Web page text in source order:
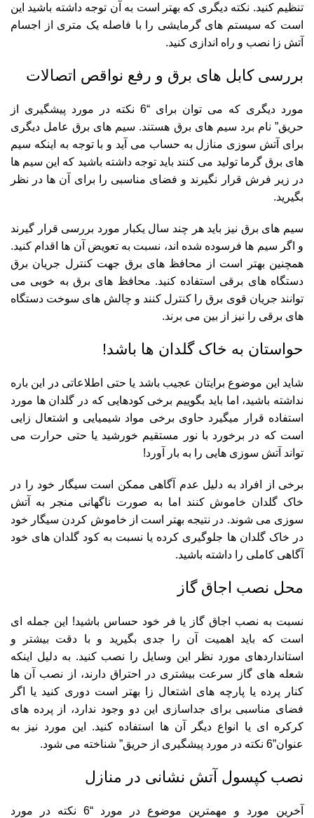
تنظیم کنید. نکته دیگری که بهتر است به آن توجه داشته باشید این
است که سیستم های گرمایشی را با فاصله یک متری از اجسام
آتش زا نصب و راه اندازی کنید.
بررسی کابل های برق و رفع نواقص اتصالات
مورد دیگری که می توان برای “6 نکته در مورد پیشگیری از
حریق” نام برد سیم های برق هستند. سیم های برق عامل دیگری
برای آتش سوزی منازل به حساب می آید و با توجه به اینکه سیم
های برق گرما تولید می کنند باید توجه داشته باشید که این سیم ها
در زیر فرش قرار نگیرند و فضای مناسبی را برای آن ها در نظر
بگیرید.
سیم های برق نیز باید هر چند سال یکبار مورد بررسی قرار گیرند
و اگر سیم ها فرسوده شده اند، نسبت به تعویض آن ها اقدام کنید.
همچنین بهتر است از محافظ های برق جهت کنترل جریان برق
دستگاه های برقی استفاده کنید. محافظ های برق به خوبی می
توانند جریان قوی برق را کنترل کنند و چالش های سوخت دستگاه
های برقی را نیز از بین می برند.
حواستان به خاک گلدان ها باشد!
شاید این موضوع برایتان عجیب باشد یا حتی اطلاعاتی در این باره
نداشته باشید، اما باید بگوییم برخی کودهایی که در گلدان ها مورد
استفاده قرار میگیرد حاوی برخی مواد شیمیایی و اشتعال زایی
است که در برخورد با نور مستقیم خورشید یا حتی حرارت می
تواند آتش سوزی هایی را به بار آورد!
برخی از افراد به دلیل عدم آگاهی ممکن است سیگار خود را در
خاک گلدان خاموش کنند اما به صورت ناگهانی منجر به آتش
سوزی می شوند. در نتیجه بهتر است از خاموش کردن سیگار خود
در خاک گلدان ها جلوگیری کرده یا نسبت به کود گلدان های خود
آگاهی کاملی را داشته باشید.
محل نصب اجاق گاز
نسبت به نصب اجاق گاز یا فر خود حساس باشید! این جمله ای
است که باید اهمیت آن را جدی بگیرید و با دقت بیشتر و
استانداردهای مورد نظر این وسایل را نصب کنید. به دلیل اینکه
شعله های گاز سرعت بیشتری در احتراق دارند، از نصب آن ها
کنار پرده یا پارچه های اشتعال زا بهتر است دوری کنید یا اگر
فضای مناسبی برای جداسازی این دو وجود ندارد، از پرده های
کرکره ای یا انواع دیگر آن ها استفاده کنید. این مورد نیز به
عنوان”6 نکته در مورد پیشگیری از حریق” شناخته می شود.
نصب کپسول آتش نشانی در منازل
آخرین مورد و مهمترین موضوع در مورد “6 نکته در مورد